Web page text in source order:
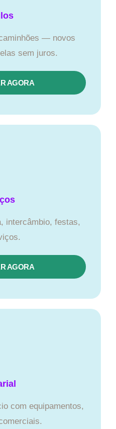
— novos
sem juros.
AGORA
intercâmbio, festas,
AGORA
com equipamentos,